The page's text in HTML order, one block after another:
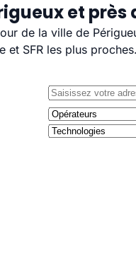
et près
de la ville de
et SFR les plus